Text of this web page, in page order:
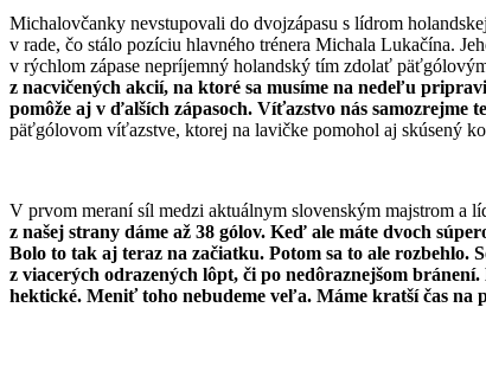
Michalovčanky nevstupovali do dvojzápasu s lídrom
v rade, čo stálo pozíciu hlavného trénera Michala Lukačína.
v rýchlom zápase nepríjemný holandský tím zdolať
z nacvičených akcií, na ktoré sa musíme na nedeľu
pomôže aj v ďalších zápasoch. Víťazstvo nás samozrejme
päťgólovom víťazstve, ktorej na lavičke pomohol aj skúsený
V prvom meraní síl medzi aktuálnym slovenským majstrom a
z našej strany dáme až 38 gólov. Keď ale máte dvoch
Bolo to tak aj teraz na začiatku. Potom sa to ale
z viacerých odrazených lôpt, či po nedôraznejšom
hektické. Meniť toho nebudeme veľa. Máme kratší čas na